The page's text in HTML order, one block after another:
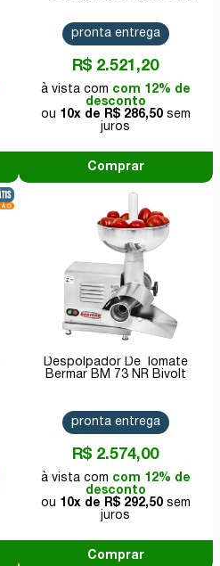
R$ 2.521,20
com 12% de
desconto
10x de
R$ 286,50
pronta entrega
Comprar
Despolpador De Tomate
Bermar BM 73 NR Bivolt
R$ 2.574,00
com 12% de
desconto
10x de
R$ 292,50
pronta entrega
Comprar